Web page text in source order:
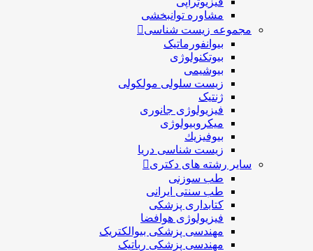
مشاوره توانبخشی
مجموعه زیست شناسی
بیوانفورماتیک
بیوتکنولوژی
بیوشیمی
زیست سلولی مولکولی
ژنتیک
فیزیولوژی جانوری
میکروبیولوژی
بيوفيزيك
زیست شناسی دریا
سایر رشته های دکتری
طب سوزنی
طب سنتی ایرانی
کتابداری پزشکی
فیزیولوژی هوافضا
مهندسی پزشکی بیوالکتریک
مهندسی پزشکی رباتیک